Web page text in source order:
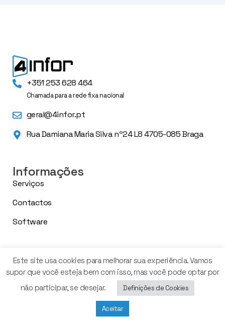
+351 253 628 464
Chamada para a rede fixa nacional
geral@4infor.pt
Rua Damiana Maria Silva nº24 L8 4705-085 Braga
Informações
Serviços
Contactos
Software
Links Úteis
Política de Privacidade
Este site usa cookies para melhorar sua experiência. Vamos
supor que você esteja bem com isso, mas você pode optar por
não participar, se desejar.
Definições de Cookies
Aceitar